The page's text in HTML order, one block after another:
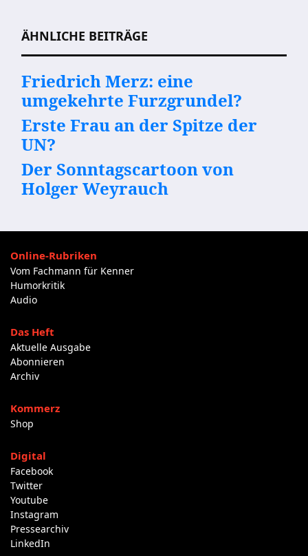
ÄHNLICHE BEITRÄGE
Friedrich Merz: eine
umgekehrte Furzgrundel?
Erste Frau an der Spitze der
UN?
Der Sonntagscartoon von
Holger Weyrauch
Online-Rubriken
Vom Fachmann für Kenner
Humorkritik
Audio
Das Heft
Aktuelle Ausgabe
Abonnieren
Archiv
Kommerz
Shop
Digital
Facebook
Twitter
Youtube
Instagram
Pressearchiv
LinkedIn